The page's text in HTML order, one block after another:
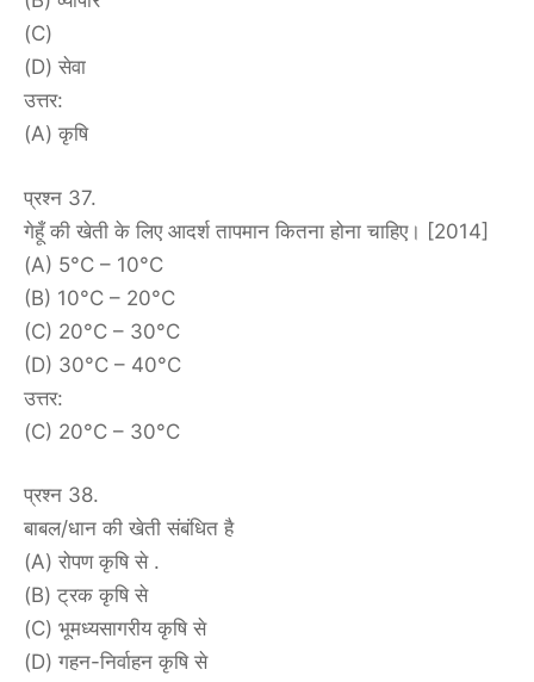
(C)
(D) सेवा
उत्तर:
(A) कृषि
प्रश्न 37.
गेहूँ की खेती के लिए आदर्श तापमान कितना होना चाहिए। [2014]
(A) 5°C – 10°C
(B) 10°C – 20°C
(C) 20°C – 30°C
(D) 30°C – 40°C
उत्तर:
(C) 20°C – 30°C
प्रश्न 38.
बाबल/धान की खेती संबंधित है
(A) रोपण कृषि से .
(B) ट्रक कृषि से
(C) भूमध्यसागरीय कृषि से
(D) गहन-निर्वाहन कृषि से